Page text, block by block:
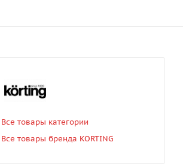
Все товары категории
Все товары бренда KORTING